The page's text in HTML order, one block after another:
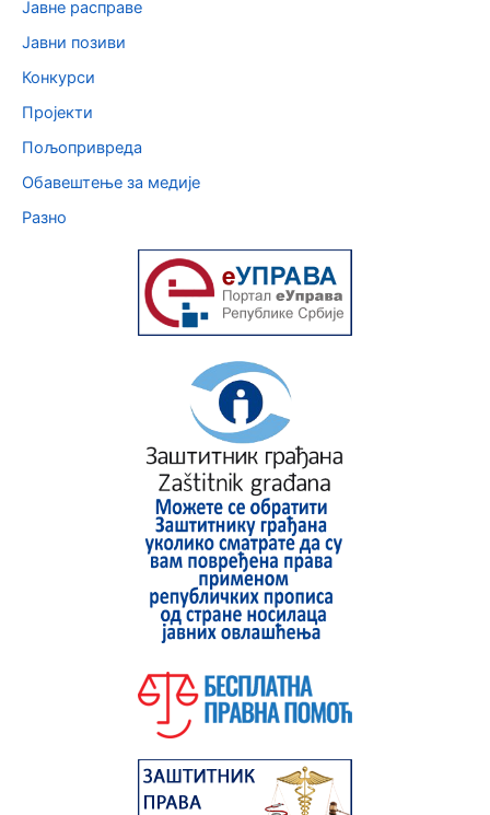
Јавне расправе
Јавни позиви
Конкурси
Пројекти
Пољопривреда
Обавештење за медије
Разно